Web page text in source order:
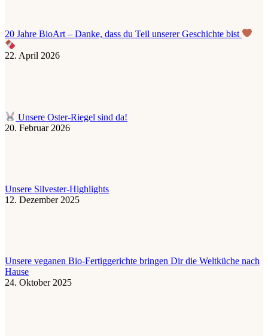
20 Jahre BioArt – Danke, dass du Teil unserer Geschichte bist
22. April 2026
Unsere Oster-Riegel sind da!
20. Februar 2026
Unsere Silvester-Highlights
12. Dezember 2025
Unsere veganen Bio-Fertiggerichte bringen Dir die Weltküche nach
Hause
24. Oktober 2025